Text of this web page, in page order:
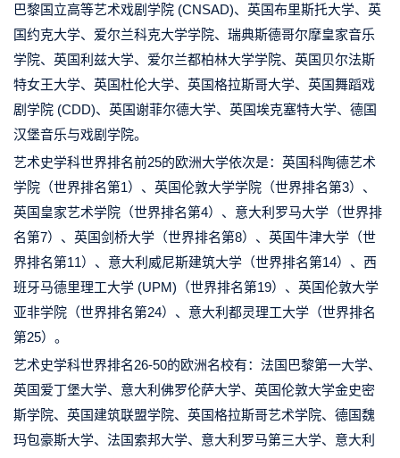
巴黎国立高等艺术戏剧学院 (CNSAD)、英国布里斯托大学、英
国约克大学、爱尔兰科克大学学院、瑞典斯德哥尔摩皇家音乐
学院、英国利兹大学、爱尔兰都柏林大学学院、英国贝尔法斯
特女王大学、英国杜伦大学、英国格拉斯哥大学、英国舞蹈戏
剧学院 (CDD)、英国谢菲尔德大学、英国埃克塞特大学、德国
汉堡音乐与戏剧学院。
艺术史学科世界排名前25的欧洲大学依次是：英国科陶德艺术
学院（世界排名第1）、英国伦敦大学学院（世界排名第3）、
英国皇家艺术学院（世界排名第4）、意大利罗马大学（世界排
名第7）、英国剑桥大学（世界排名第8）、英国牛津大学（世
界排名第11）、意大利威尼斯建筑大学（世界排名第14）、西
班牙马德里理工大学 (UPM)（世界排名第19）、英国伦敦大学
亚非学院（世界排名第24）、意大利都灵理工大学（世界排名
第25）。
艺术史学科世界排名26-50的欧洲名校有：法国巴黎第一大学、
英国爱丁堡大学、意大利佛罗伦萨大学、英国伦敦大学金史密
斯学院、英国建筑联盟学院、英国格拉斯哥艺术学院、德国魏
玛包豪斯大学、法国索邦大学、意大利罗马第三大学、意大利